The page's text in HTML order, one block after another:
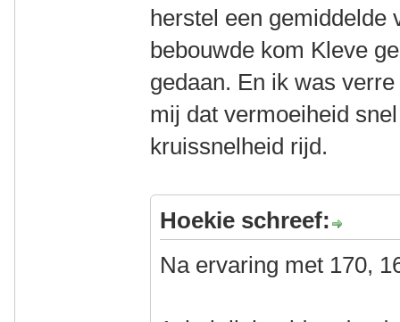
herstel een gemiddelde
bebouwde kom Kleve
gedaan. En ik was
mij dat vermoeiheid
kruissnelheid rijd.
Hoekie schreef:
Na ervaring met 170,